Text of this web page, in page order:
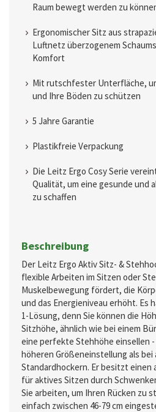
Raum bewegt werden zu
Ergonomischer Sitz aus
Luftnetz überzogenem
Komfort
Mit rutschfester Unterfläche,
und Ihre Böden zu schützen
5 Jahre Garantie
Plastikfreie Verpackung
Die Leitz Ergo Cosy Serie
Qualität, um eine gesunde und
zu schaffen
Beschreibung
Der Leitz Ergo Aktiv Sitz- &
flexible Arbeiten im Sitzen oder
Muskelbewegung fördert, die
und das Energieniveau erhöht. Es
1-Lösung, denn Sie können die
Sitzhöhe, ähnlich wie bei einem
eine perfekte Stehhöhe einsellen
höheren Größeneinstellung als bei
Standardhockern. Er besitzt
für aktives Sitzen durch
Sie arbeiten, um Ihren Rücken zu
einfach zwischen 46-79 cm